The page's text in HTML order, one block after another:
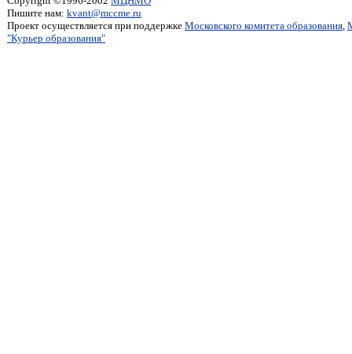
Пишите нам: kvant@mccme.ru
Проект осуществляется при поддержке Московского комитета образования,
"Курьер образования"